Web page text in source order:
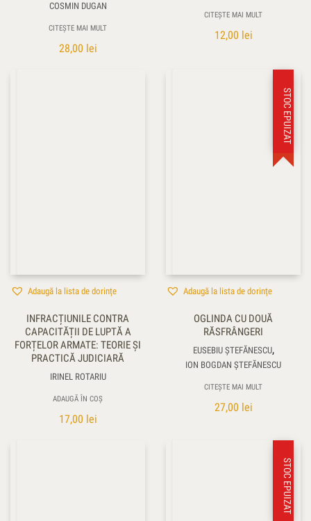
COSMIN DUGAN
CITEȘTE MAI MULT
28,00 lei
CITEȘTE MAI MULT
12,00 lei
Adaugă la lista de dorințe
INFRACȚIUNILE CONTRA
CAPACITĂȚII DE LUPTĂ A
FORȚELOR ARMATE: TEORIE ȘI
PRACTICĂ JUDICIARĂ
IRINEL ROTARIU
ADAUGĂ ÎN COȘ
17,00 lei
STOC EPUIZAT
Adaugă la lista de dorințe
OGLINDA CU DOUĂ
RĂSFRÂNGERI
EUSEBIU ȘTEFĂNESCU,
ION BOGDAN ȘTEFĂNESCU
CITEȘTE MAI MULT
27,00 lei
STOC EPUIZAT